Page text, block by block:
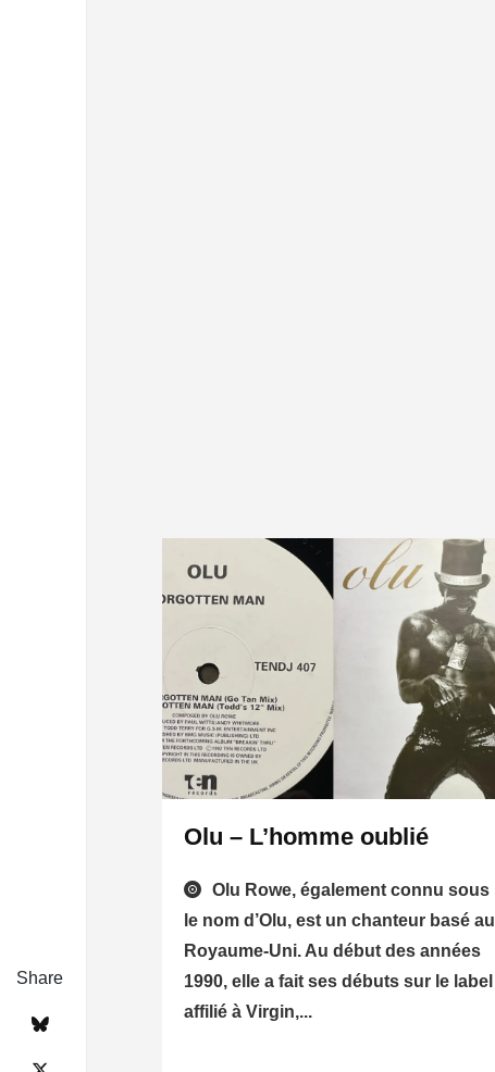
Share
Olu – L’homme oublié
Olu Rowe, également connu sous
le nom d’Olu, est un chanteur basé au
Royaume-Uni. Au début des années
1990, elle a fait ses débuts sur le label
affilié à Virgin,...